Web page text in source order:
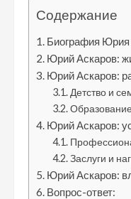
Содержание
Биография Юрия
Юрий Аскаров:
Юрий Аскаров:
Детство и
Юрий Аскаров:
Заслуги и
Юрий Аскаров:
Вопрос-ответ: